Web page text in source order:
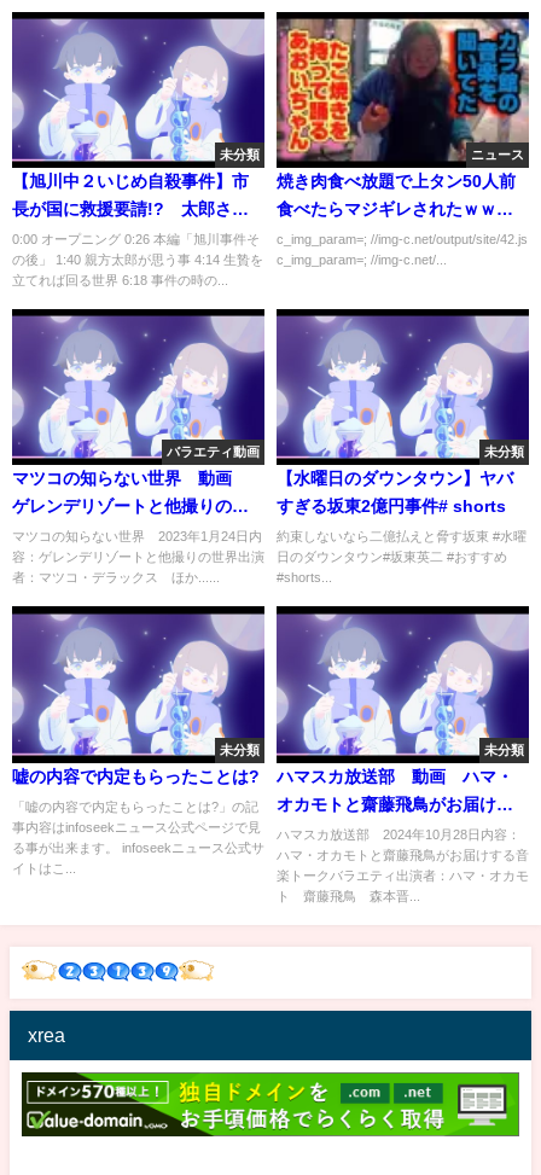
未分類
【旭川中２いじめ自殺事件】市
長が国に救援要請!? 太郎さん
も激怒した報じられ方【かなえ
先生/親方太郎】
0:00 オープニング 0:26 本編「旭川事件そ
の後」 1:40 親方太郎が思う事 4:14 生贄を
立てれば回る世界 6:18 事件の時の...
ニュース
焼き肉食べ放題で上タン50人前
食べたらマジギレされたｗｗｗ
ｗｗｗ
c_img_param=; //img-c.net/output/site/42.js
c_img_param=; //img-c.net/...
バラエティ動画
マツコの知らない世界 動画
ゲレンデリゾートと他撮りの世
界 2023年1月17日
マツコの知らない世界 2023年1月24日内
容：ゲレンデリゾートと他撮りの世界出演
者：マツコ・デラックス ほか......
未分類
【水曜日のダウンタウン】ヤバ
すぎる坂東2億円事件# shorts
約束しないなら二億払えと脅す坂東 #水曜
日のダウンタウン#坂東英二 #おすすめ
#shorts...
未分類
嘘の内容で内定もらったことは?
「嘘の内容で内定もらったことは?」の記
事内容はinfoseekニュース公式ページで見
る事が出来ます。 infoseekニュース公式サ
イトはこ...
未分類
ハマスカ放送部 動画 ハマ・
オカモトと齋藤飛鳥がお届けす
る音楽トークバラエティ 10月
28日
ハマスカ放送部 2024年10月28日内容：
ハマ・オカモトと齋藤飛鳥がお届けする音
楽トークバラエティ出演者：ハマ・オカモ
ト 齋藤飛鳥 森本晋...
xrea